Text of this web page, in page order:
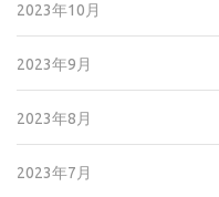
2023年10月
2023年9月
2023年8月
2023年7月